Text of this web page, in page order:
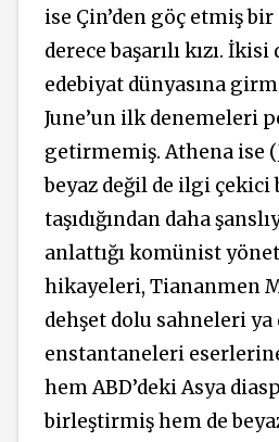
ise Çin’den göç etmiş
derece başarılı kızı.
edebiyat dünyasına
June’un ilk denemeleri
getirmemiş. Athena ise
beyaz değil de ilgi
taşıdığından daha
anlattığı komünist
hikayeleri, Tiananmen
dehşet dolu sahneleri
enstantaneleri
hem ABD’deki Asya
birleştirmiş hem de